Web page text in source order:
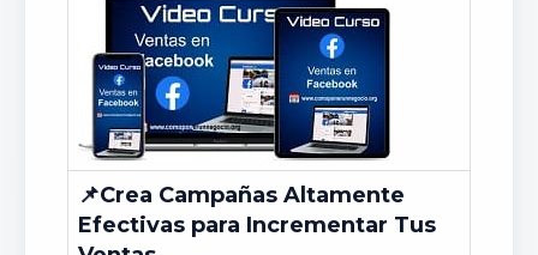
📌Crea Campañas Altamente
Efectivas para Incrementar Tus